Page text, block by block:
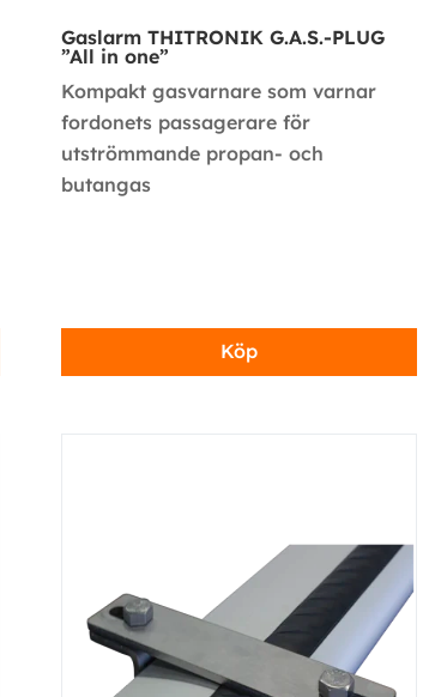
Gaslarm THITRONIK G.A.S.-PLUG
”All in one”
Kompakt gasvarnare som varnar
fordonets passagerare för
utströmmande propan- och
butangas
Köp